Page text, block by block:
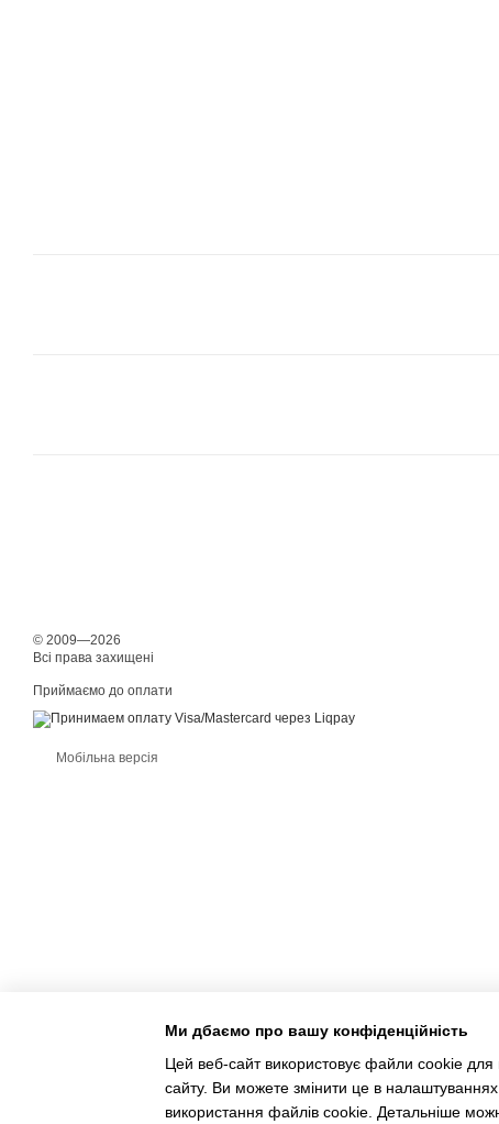
© 2009—2026
Всі права захищені
Приймаємо до оплати
Мобільна версія
Ми дбаємо про вашу конфіденційність
Цей веб-сайт використовує файли cookie для
сайту. Ви можете змінити це в
використання файлів cookie. Детальніше